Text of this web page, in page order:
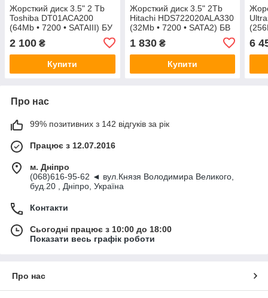
Жорсткий диск 3.5" 2 Tb
Toshiba DT01ACA200
(64Mb • 7200 • SATAIII) БУ
2 100 ₴
Купити
Жорсткий диск 3.5" 2Tb
Hitachi HDS722020ALA330
(32Mb • 7200 • SATA2) БВ
1 830₴
Купити
6
Про нас
99% позитивних з 142 відгуків за рік
Працює з 12.07.2016
м. Дніпро
(068)616-95-62 ◄ вул.Князя Володимира Великого,
буд.20 , Дніпро, Україна
Контакти
Сьогодні працює з 10:00 до 18:00
Показати весь графік роботи
Про нас